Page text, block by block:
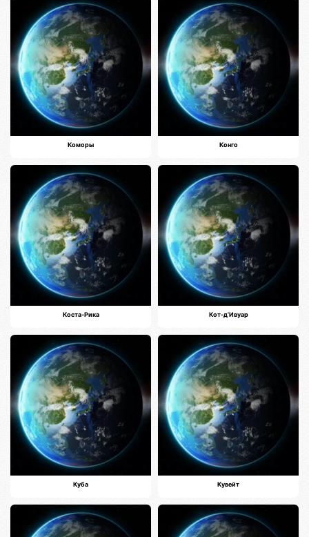
Коморы Конго
Коста-Рика Кот-д’Ивуар
Куба Кувейт